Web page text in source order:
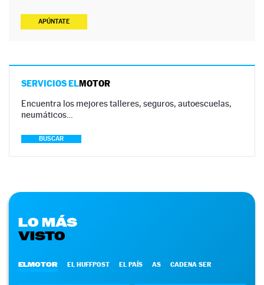
APÚNTATE
SERVICIOS ELMOTOR
Encuentra los mejores talleres, seguros, autoescuelas,
neumáticos…
BUSCAR
LO MÁS
VISTO
ELMOTOR EL HUFFPOST EL PAÍS AS CADENA SER